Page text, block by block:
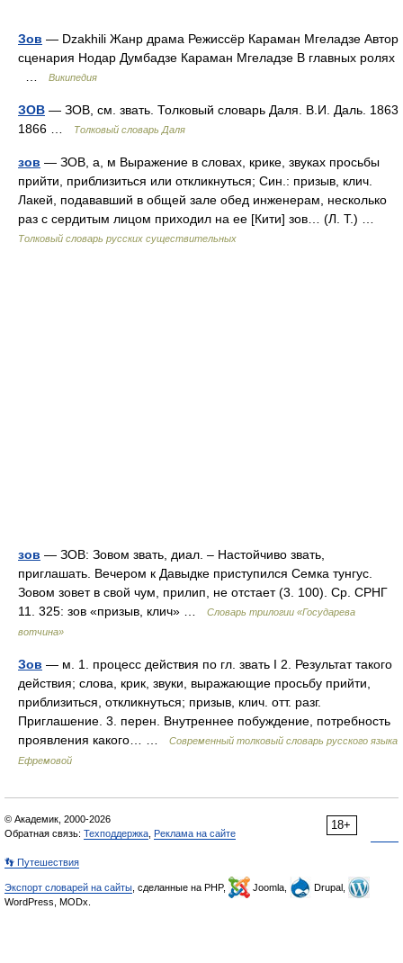
Зов — Dzakhili Жанр драма Режиссёр Караман Мгеладзе Автор
сценария Нодар Думбадзе Караман Мгеладзе В главных ролях
Википедия
ЗОВ — ЗОВ, см. звать. Толковый словарь Даля. В.И. Даль. 1863
1866 …
Толковый словарь Даля
зов — ЗОВ, а, м Выражение в словах, крике, звуках просьбы
прийти, приблизиться или откликнуться; Син.: призыв, клич.
Лакей, подававший в общей зале обед инженерам, несколько
раз с сердитым лицом приходил на ее [Кити] зов… (Л. Т.) …
Толковый словарь русских существительных
зов — ЗОВ: Зовом звать, диал. – Настойчиво звать,
приглашать. Вечером к Давыдке приступился Семка тунгус.
Зовом зовет в свой чум, прилип, не отстает (3. 100). Ср. СРНГ
11. 325: зов «призыв, клич» …
Словарь трилогии «Государева
вотчина»
Зов — м. 1. процесс действия по гл. звать I 2. Результат такого
действия; слова, крик, звуки, выражающие просьбу прийти,
приблизиться, откликнуться; призыв, клич. отт. разг.
Приглашение. 3. перен. Внутреннее побуждение, потребность
проявления какого… …
Современный толковый словарь русского языка
Ефремовой
18+
© Академик, 2000-2026
Обратная связь: Техподдержка Реклама на сайте
👣 Путешествия
Экспорт словарей на сайты , сделанные на PHP, Joomla,
Drupal,
WordPress, MODx.